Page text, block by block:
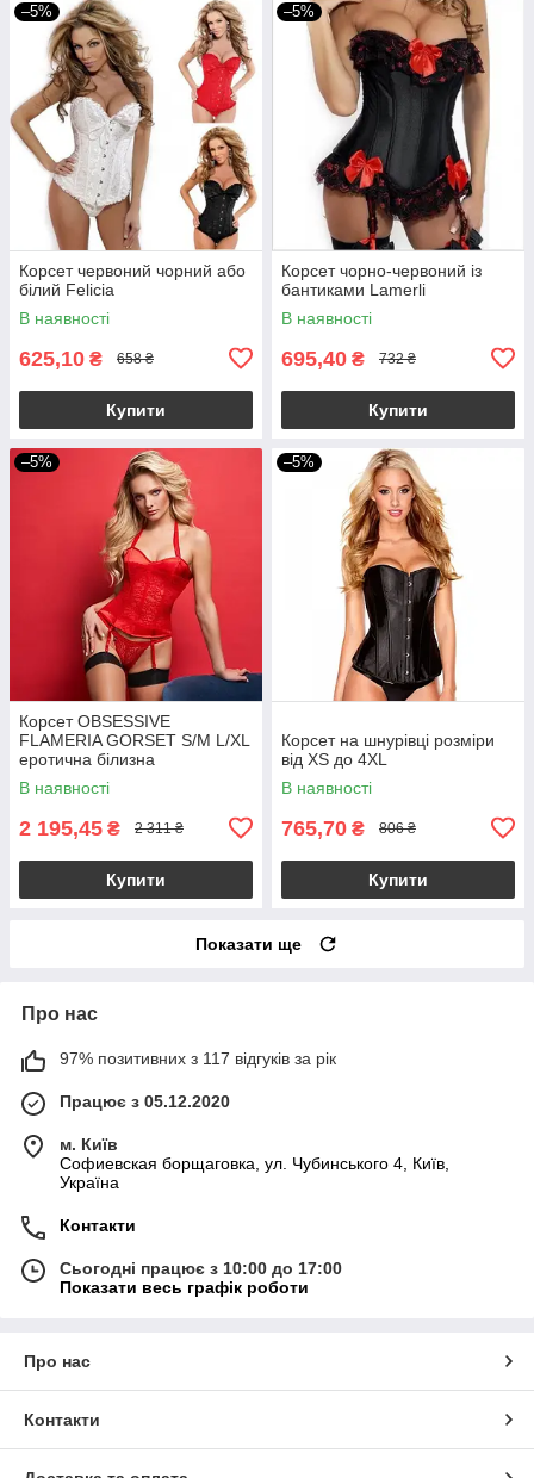
–5%
Корсет червоний чорний або
білий Felicia
В наявності
625,10 ₴ 658 ₴
Купити
–5%
Корсет чорно-червоний із
бантиками Lamerli
В наявності
695,40 ₴ 732 ₴
Купити
–5%
Корсет OBSESSIVE
FLAMERIA GORSET S/M L/XL
еротична білизна
В наявності
2 195,45 ₴ 2 311 ₴
Купити
–5%
Корсет на шнурівці розміри
від XS до 4XL
В наявності
765,70 ₴ 806 ₴
Купити
Показати ще
Про нас
97% позитивних з 117 відгуків за рік
Працює з 05.12.2020
м. Київ
Софиевская борщаговка, ул. Чубинського 4, Київ,
Україна
Контакти
Сьогодні працює з 10:00 до 17:00
Показати весь графік роботи
Про нас
Контакти